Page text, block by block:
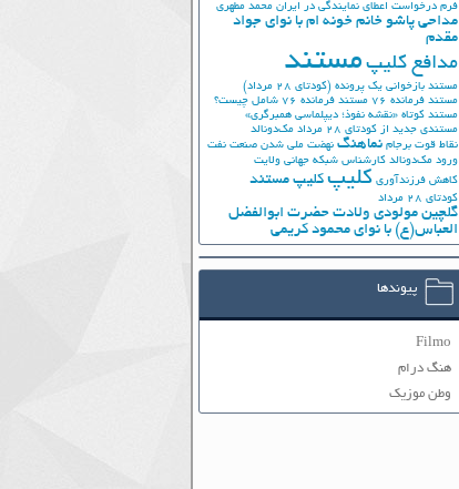
فرم درخواست اعطای نمایندگی در ایران محمد مطهری
مداحی پاشو خانم خونه ام با نوای جواد
مقدم
مدافع کلیپ مستند
مستند بازخوانی یک پرونده (کودتای 28 مرداد)
مستند فرمانده 76
مستند فرمانده 76 شامل چیست؟
مستند کوتاه «نقشه نفوذ؛ دیپلماسی همبرگری»
مستندی جدید از کودتای 28 مرداد
مک‌دونالد
نقاط قوت برجام نماهنگ نهضت ملي شدن صنعت نفت
ورود مک‌دونالد کارشناس شبکه جهانی ولایت
کاهش فرزندآوری کلیپ کلیپ مستند
کودتای 28 مرداد
گلچین مولودی ولادت حضرت ابوالفضل
العباس(ع) با نوای محمود کریمی
پیوندها
Filmo
هنگ درام
وطن موزیک